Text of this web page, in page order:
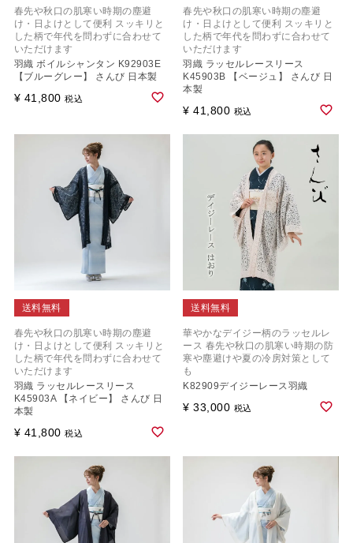
春先や秋口の肌寒い時期の塵避
け・日よけとして便利 スッキリと
した柄で年代を問わずに合わせて
いただけます
羽織 ボイルシャンタン K92903E
【ブルーグレー】 さんび 日本製
¥ 41,800 税込
春先や秋口の肌寒い時期の塵避
け・日よけとして便利 スッキリと
した柄で年代を問わずに合わせて
いただけます
羽織 ラッセルレースリース
K45903B 【ベージュ】 さんび 日
本製
¥ 41,800 税込
送料無料
春先や秋口の肌寒い時期の塵避
け・日よけとして便利 スッキリと
した柄で年代を問わずに合わせて
いただけます
羽織 ラッセルレースリース
K45903A 【ネイビー】 さんび 日
本製
¥ 41,800 税込
送料無料
華やかなデイジー柄のラッセルレ
ース 春先や秋口の肌寒い時期の防
寒や塵避けや夏の冷房対策として
も
K82909デイジーレース羽織
¥ 33,000 税込